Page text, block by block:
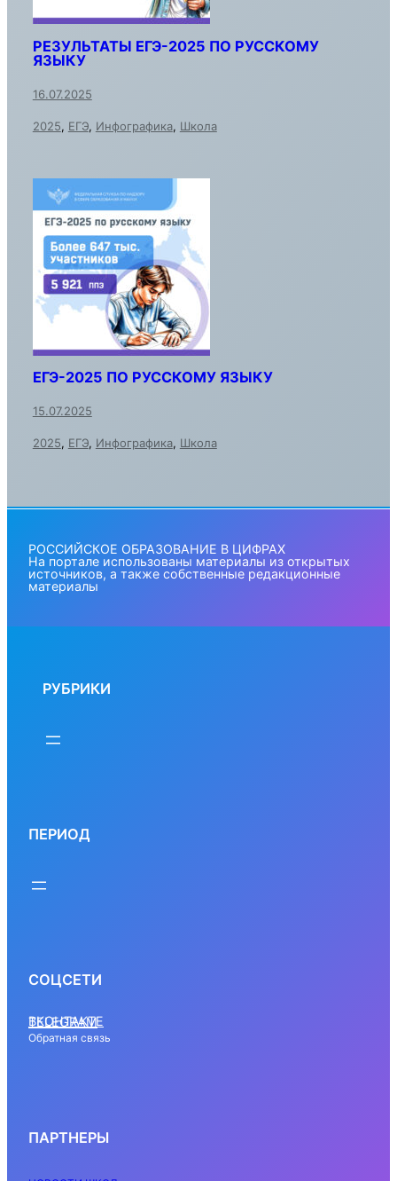
РЕЗУЛЬТАТЫ ЕГЭ-2025 ПО РУССКОМУ
ЯЗЫКУ
16.07.2025
2025, ЕГЭ, Инфографика, Школа
ЕГЭ-2025 ПО РУССКОМУ ЯЗЫКУ
15.07.2025
2025, ЕГЭ, Инфографика, Школа
РОССИЙСКОЕ ОБРАЗОВАНИЕ В ЦИФРАХ
На портале использованы материалы из открытых
источников, а также собственные редакционные
материалы
РУБРИКИ
ПЕРИОД
СОЦСЕТИ
ВКОНТАКТЕ
TELEGRAM
Обратная связь
ПАРТНЕРЫ